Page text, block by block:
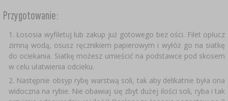
APLIKATORY, ZACISKARKI
NICI, SZNURKI, SIATKI ›
OSŁONKI
ROZDRABNIARKI
FILTROWANIE ›
KORKOWANIE
JOGURTOWNICE
PRZYPRAWY
BADANIA PIWA
SZYBKOWARY
SUSZARKI DO ŻYWNOŚCI
LEJKI
ETYKIETY
BECZKI I KARAFKI
VYPITO
DROŻDŻE GORZELNICZE
PALENISKA
PAKOWANIE PRÓŻNIOWE ›
PRZECHOWYWANIE ›
Przygotowanie:
Łososia wyfiletuj lub zakup już gotowego bez ości. Filet opłucz
zimną wodą, osusz ręcznikiem papierowym i wyłóż go na siatkę
do ociekania. Siatkę możesz umieścić na podstawce pod skosem
w celu ułatwienia odcieku.
Następnie obsyp rybę warstwą soli, tak aby delikatnie była ona
widoczna na rybie. Nie obawiaj się zbyt dużej ilości soli, ryba i tak